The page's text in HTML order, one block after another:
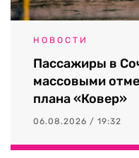
НОВОСТИ
Пассажиры в
массовыми
плана «Ковер»
06.08.2026 / 19:32